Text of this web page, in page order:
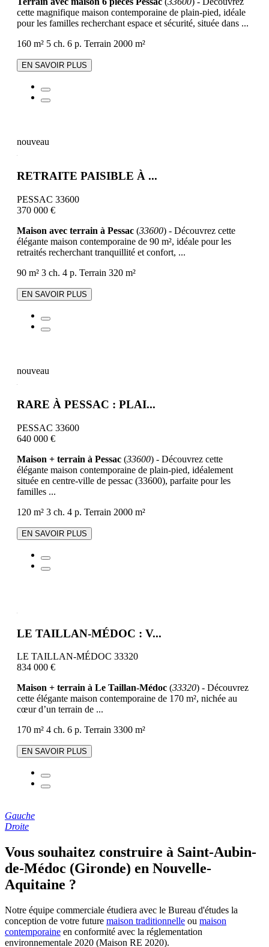
cette magnifique maison contemporaine de plain-pied, idéale
pour les familles recherchant espace et sécurité, située dans ...
160 m² 5 ch. 6 p. Terrain 2000 m²
EN SAVOIR PLUS
nouveau
RETRAITE PAISIBLE À ...
PESSAC 33600
370 000 €
Maison avec terrain à Pessac (33600) - Découvrez cette
élégante maison contemporaine de 90 m², idéale pour les
retraités recherchant tranquillité et confort, ...
90 m² 3 ch. 4 p. Terrain 320 m²
EN SAVOIR PLUS
nouveau
RARE À PESSAC : PLAI...
PESSAC 33600
640 000 €
Maison + terrain à Pessac (33600) - Découvrez cette
élégante maison contemporaine de plain-pied, idéalement
située en centre-ville de pessac (33600), parfaite pour les
familles ...
120 m² 3 ch. 4 p. Terrain 2000 m²
EN SAVOIR PLUS
LE TAILLAN-MÉDOC : V...
LE TAILLAN-MÉDOC 33320
834 000 €
Maison + terrain à Le Taillan-Médoc (33320) - Découvrez
cette élégante maison contemporaine de 170 m², nichée au
cœur d’un terrain de ...
170 m² 4 ch. 6 p. Terrain 3300 m²
EN SAVOIR PLUS
Gauche
Droite
Vous souhaitez construire à Saint-Aubin-
de-Médoc (Gironde) en Nouvelle-
Aquitaine ?
Notre équipe commerciale étudiera avec le Bureau d'études la
conception de votre future maison traditionnelle ou maison
contemporaine en conformité avec la réglementation
environnementale 2020 (Maison RE 2020).